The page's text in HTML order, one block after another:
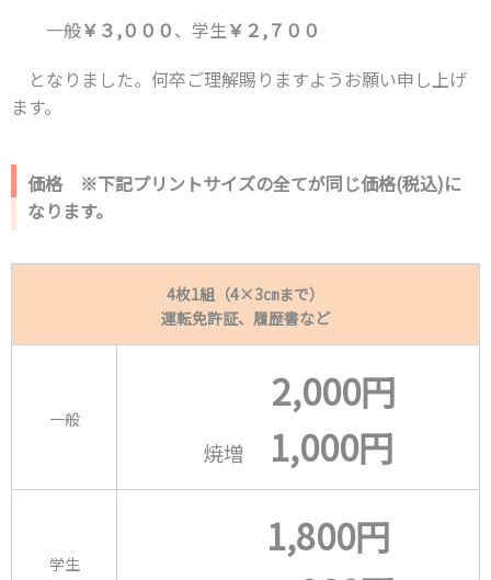
一般￥３,０００、学生￥２,７００
となりました。 何卒ご理解賜りますようお願い申し上げ
ます。
価格 ※下記プリントサイズの全てが同じ価格(税込)に
なります。
4枚1組（4×3㎝まで）
運転免許証、履歴書など
一般
2,000円
焼増 1,000円
学生
1,800円